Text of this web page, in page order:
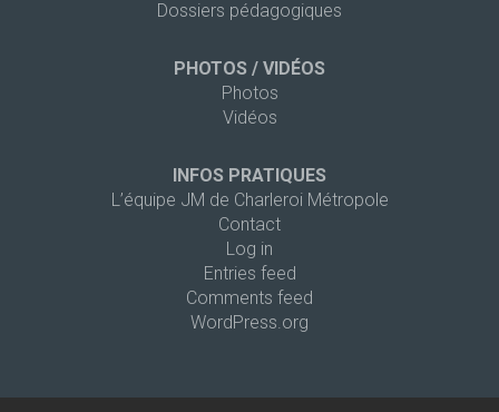
Dossiers pédagogiques
PHOTOS / VIDÉOS
Photos
Vidéos
INFOS PRATIQUES
L’équipe JM de Charleroi Métropole
Contact
Log in
Entries feed
Comments feed
WordPress.org